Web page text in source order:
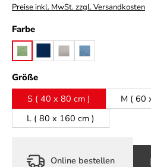
Preise inkl. MwSt. zzgl. Versandkosten
Farbeauswählen
apple green
night bluesilver greysky blue
Größeauswählen
S ( 40 x 80 cm )
M ( 60
L ( 80 x 160 cm )
Online bestellen